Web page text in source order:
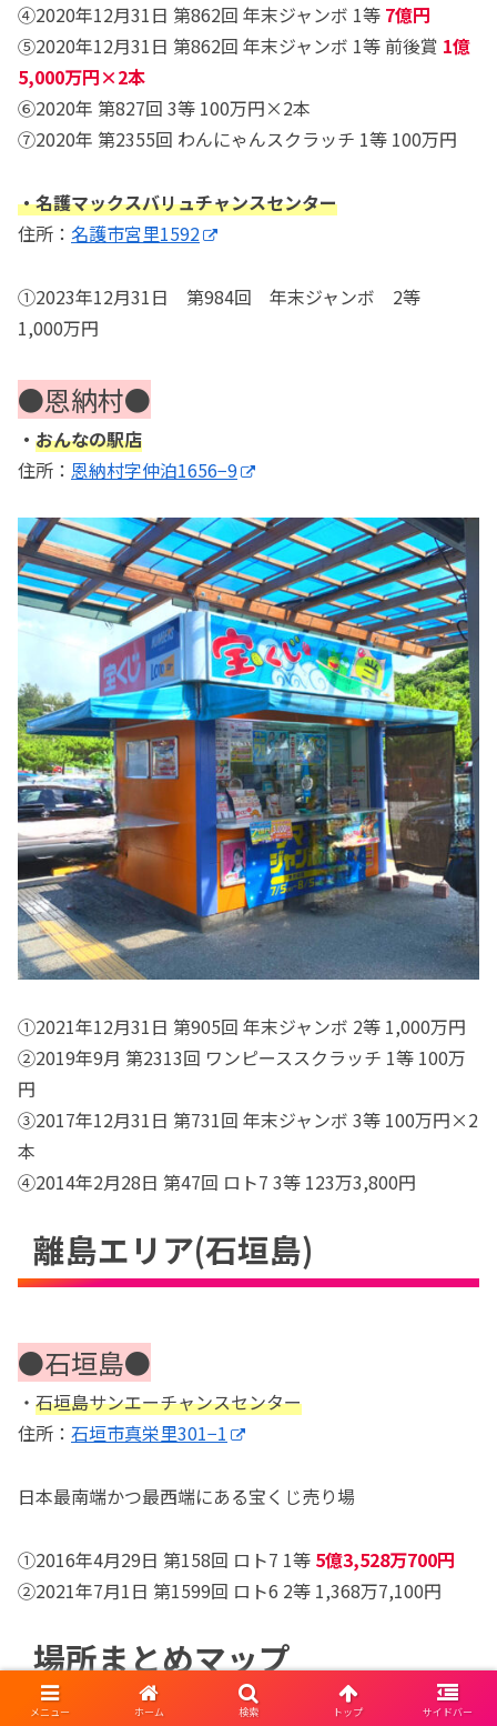
④2020年12月31日 第862回 年末ジャンボ 1等 7億円
⑤2020年12月31日 第862回 年末ジャンボ 1等 前後賞 1億
5,000万円×2本
⑥2020年 第827回 3等 100万円×2本
⑦2020年 第2355回 わんにゃんスクラッチ 1等 100万円
・名護マックスバリュチャンスセンター
住所： 名護市宮里1592
①2023年12月31日 第984回 年末ジャンボ 2等
1,000万円
●恩納村●
・ おんなの駅店
住所： 恩納村字仲泊1656−9
①2021年12月31日 第905回 年末ジャンボ 2等 1,000万円
②2019年9月 第2313回 ワンピーススクラッチ 1等 100万
円
③2017年12月31日 第731回 年末ジャンボ 3等 100万円×2
本
④2014年2月28日 第47回 ロト7 3等 123万3,800円
離島エリア(石垣島)
●石垣島●
・ 石垣島サンエーチャンスセンター
住所： 石垣市真栄里301−1
日本最南端かつ最西端にある宝くじ売り場
①2016年4月29日 第158回 ロト7 1等 5億3,528万700円
②2021年7月1日 第1599回 ロト6 2等 1,368万7,100円
場所まとめマップ
メニュー ホーム 検索 トップ サイドバー